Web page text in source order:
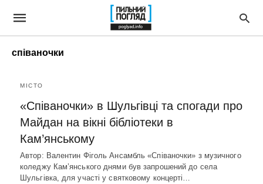
співаночки
МІСТО
«Співаночки» в Шульгівці та спогади про
Майдан на вікні бібліотеки в
Кам’янському
Автор: Валентин Фіголь Ансамбль «Співаночки» з музичного
коледжу Кам’янського днями був запрошений до села
Шульгівка, для участі у святковому концерті…